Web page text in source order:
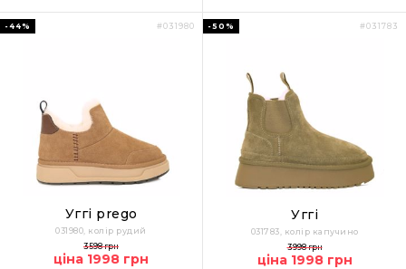
#031980
-44%
Уггі prego
031980, колір рудий
3598 грн
ціна 1998 грн
#031783
-50%
Уггі
031783, колір капучино
3998 грн
ціна 1998 грн